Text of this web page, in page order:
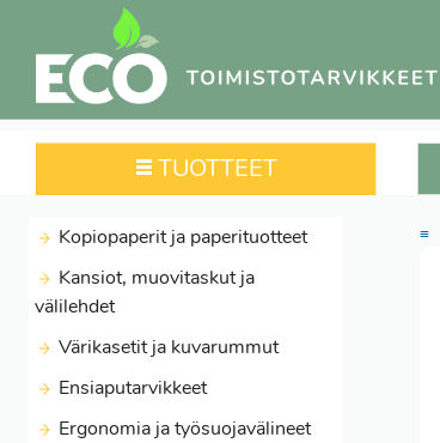
TUOTTEET
Kopiopaperit ja paperituotteet
Kansiot, muovitaskut ja
välilehdet
Värikasetit ja kuvarummut
Ensiaputarvikkeet
Ergonomia ja työsuojavälineet
≡